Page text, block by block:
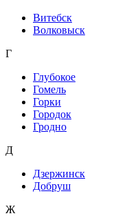
Витебск
Волковыск
Г
Глубокое
Гомель
Горки
Городок
Гродно
Д
Дзержинск
Добруш
Ж